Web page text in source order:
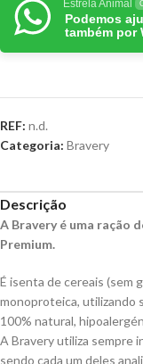
Estrela Animal
Podemos
também por
REF: n.d.
Categoria: Bravery
Descrição
A Bravery é uma ração
Premium.
É isenta de cereais (sem
monoproteica, utilizando
100% natural,
A Bravery utiliza sempre
sendo cada um deles